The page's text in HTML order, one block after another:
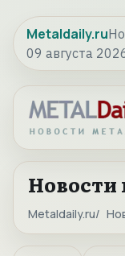
Metaldaily.ru
09 августа
Новости
Metaldaily.ru